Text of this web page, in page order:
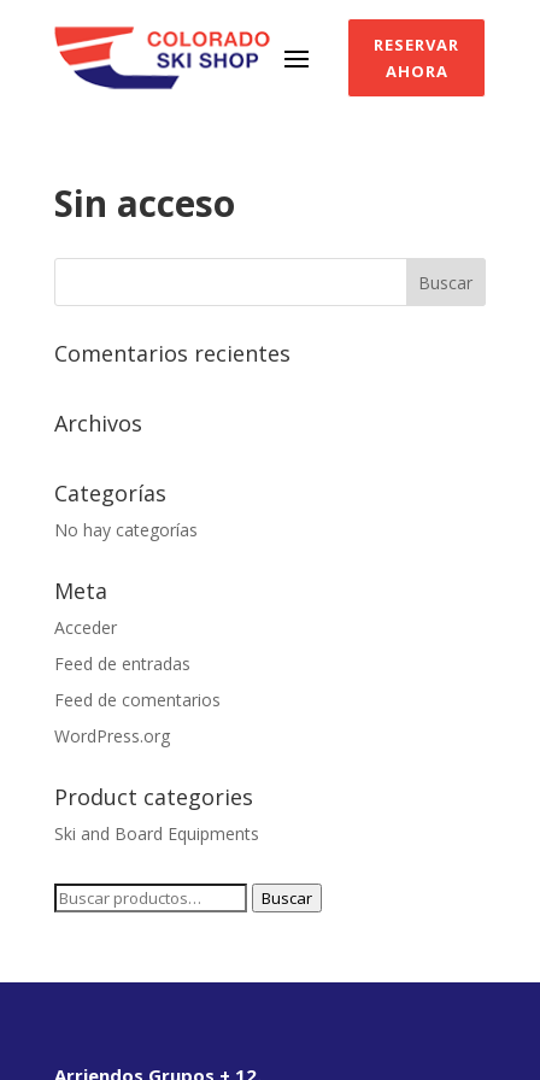
RESERVAR
AHORA
Sin acceso
Comentarios recientes
Archivos
Categorías
No hay categorías
Meta
Acceder
Feed de entradas
Feed de comentarios
WordPress.org
Product categories
Ski and Board Equipments
Buscar
Buscar
Arriendos Grupos + 12.